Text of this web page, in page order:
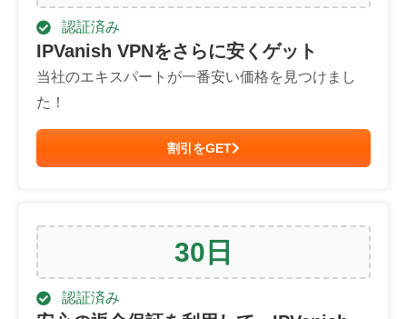
認証済み
IPVanish VPNをさらに安くゲット
当社のエキスパートが一番安い価格を見つけまし
た！
割引をGET
30 日
認証済み